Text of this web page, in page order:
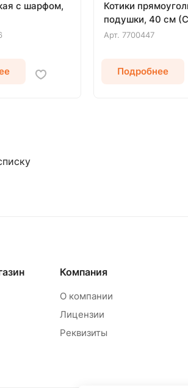
с шарфом,
Котики
подушки, 40 см
Арт. 7700447
Подробнее
Компания
О компании
Лицензии
Реквизиты